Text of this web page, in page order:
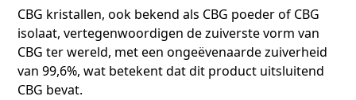
5
CBG kristallen, ook bekend als CBG poeder of CBG
isolaat, vertegenwoordigen de zuiverste vorm van
CBG ter wereld, met een ongeëvenaarde zuiverheid
van 99,6%, wat betekent dat dit product uitsluitend
CBG bevat.